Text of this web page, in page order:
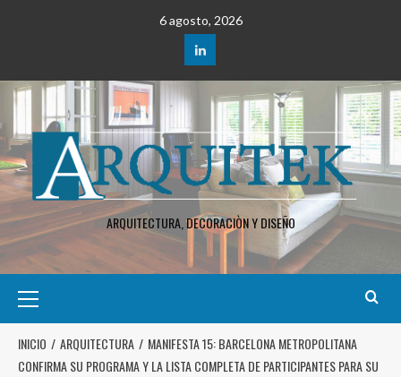
6 agosto, 2026
ARQUITECTURA, DECORACIÒN Y DISEÑO
INICIO ARQUITECTURA
MANIFESTA 15: BARCELONA METROPOLITANA
CONFIRMA SU PROGRAMA Y LA LISTA COMPLETA DE PARTICIPANTES PARA SU